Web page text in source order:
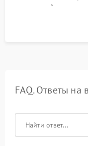
до нужной
штатного слива
FAQ. Ответы на